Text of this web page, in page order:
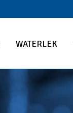
WATERLEK